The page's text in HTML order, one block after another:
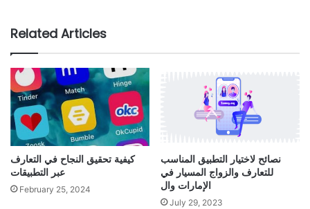
Related Articles
كيفية تحقيق النجاح في التعارف
عبر التطبيقات
February 25, 2024
نصائح لاختيار التطبيق المناسب
للتعارف والزواج المسيار في
الإمارات وال
July 29, 2023